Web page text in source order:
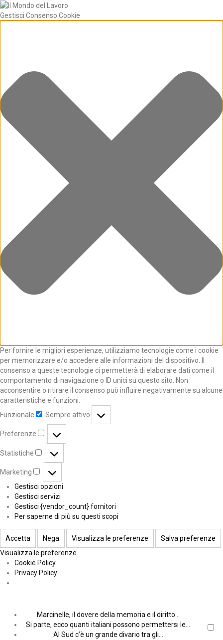
Gestisci Consenso Cookie
Per fornire le migliori esperienze, utilizziamo tecnologie come i cookie
per memorizzare e/o accedere alle informazioni del dispositivo. Il
consenso a queste tecnologie ci permetterà di elaborare dati come il
comportamento di navigazione o ID unici su questo sito. Non
acconsentire o ritirare il consenso può influire negativamente su alcune
caratteristiche e funzioni.
Funzionale
Sempre attivo
Preferenze
Statistiche
Marketing
Gestisci opzioni
Gestisci servizi
Gestisci {vendor_count} fornitori
Per saperne di più su questi scopi
Accetta Nega Visualizza le preferenze
Salva preferenze
Visualizza le preferenze
Cookie Policy
Privacy Policy
Marcinelle, il dovere della memoria e il diritto…
Si parte, ecco quanti italiani possono permettersi le…
Al Sud c’è un grande divario tra gli…